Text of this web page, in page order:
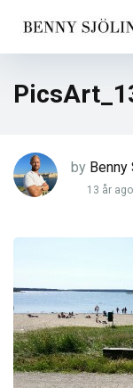
by Benny
13 år ago